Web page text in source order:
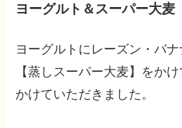
ヨーグルト＆スーパー大麦
ヨーグルトにレーズン・バ
【蒸しスーパー大麦】をか
かけていただきました。